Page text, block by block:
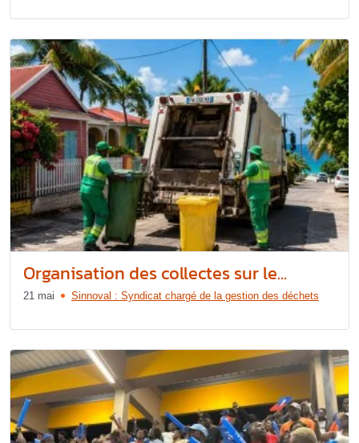
Organisation des collectes sur le...
21 mai Sinnoval : Syndicat chargé de la gestion des déchets